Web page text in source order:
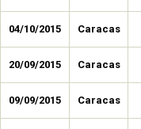
04/10/2015 Caracas
20/09/2015 Caracas
09/09/2015 Caracas